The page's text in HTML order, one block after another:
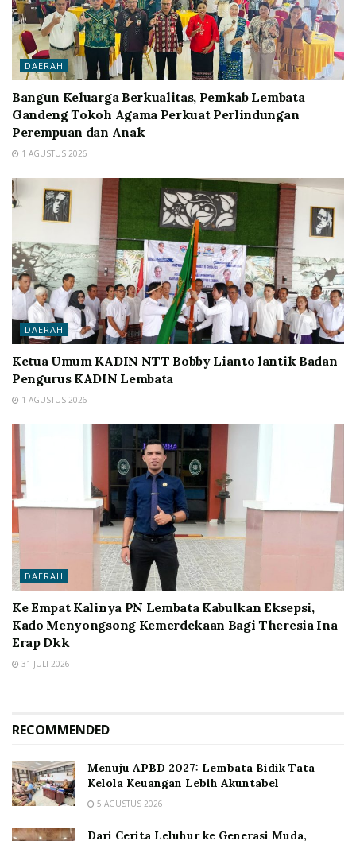
DAERAH
Bangun Keluarga Berkualitas, Pemkab Lembata
Gandeng Tokoh Agama Perkuat Perlindungan
Perempuan dan Anak
1 AGUSTUS 2026
DAERAH
Ketua Umum KADIN NTT Bobby Lianto lantik Badan
Pengurus KADIN Lembata
1 AGUSTUS 2026
DAERAH
Ke Empat Kalinya PN Lembata Kabulkan Eksepsi,
Kado Menyongsong Kemerdekaan Bagi Theresia Ina
Erap Dkk
31 JULI 2026
RECOMMENDED
Menuju APBD 2027: Lembata Bidik Tata
Kelola Keuangan Lebih Akuntabel
5 AGUSTUS 2026
Dari Cerita Leluhur ke Generasi Muda,